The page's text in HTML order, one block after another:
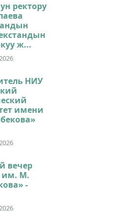
ректору
ж...
НИУ
имени
вечер
им. М.
-